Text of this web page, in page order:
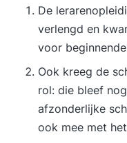
stevig aan de tand
interviews en
optredens
camera. Beleven
onze intensieve,
mediatrainingen.
opgenomen met
De
verlengd en
voor
Ook kreeg de
rol: die bleef
afzonderlijke
ook mee met